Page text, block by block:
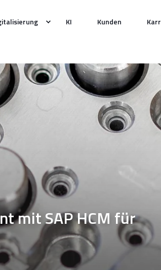
KI Kunden
mit SAP HCM für